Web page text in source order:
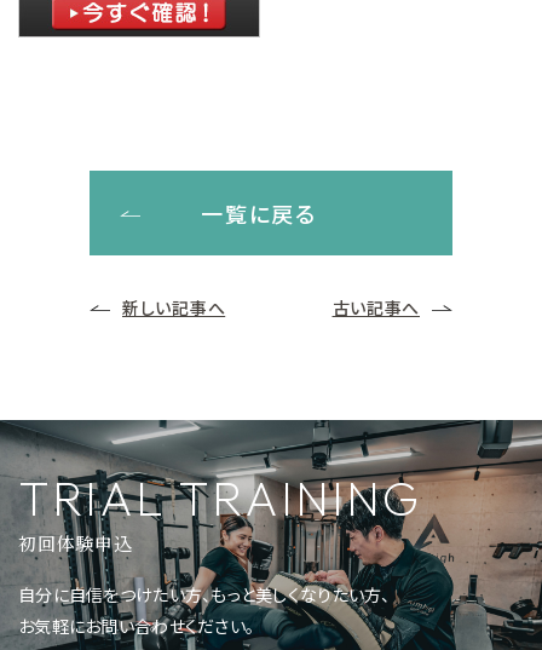
一覧に戻る
新しい記事へ 古い記事へ
TRIAL TRAINING
初回体験申込
自分に自信をつけたい方、もっと美しくなりたい方、
お気軽にお問い合わせください。